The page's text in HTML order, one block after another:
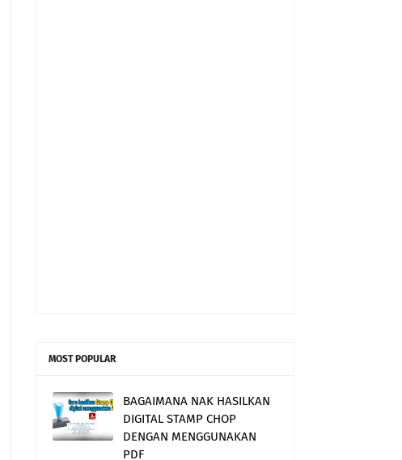
MOST POPULAR
BAGAIMANA NAK HASILKAN
DIGITAL STAMP CHOP
DENGAN MENGGUNAKAN
PDF